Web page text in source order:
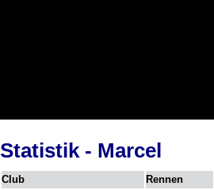
Statistik - Marcel
Club Rennen